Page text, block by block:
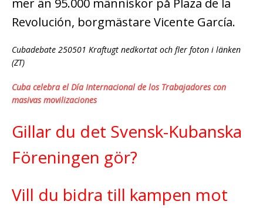
Revolución, borgmästare Vicente García.
Cubadebate 250501 Kraftugt nedkortat och fler foton i länken
(ZT)
Cuba celebra el Día Internacional de los Trabajadores con
masivas movilizaciones
Gillar du det Svensk-Kubanska
Föreningen gör?
Vill du bidra till kampen mot